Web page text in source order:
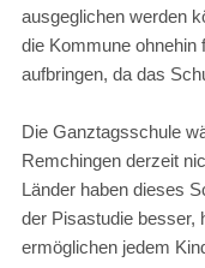
ausgeglichen werden
die Kommune ohnehin
aufbringen, da das
Die Ganztagsschule
Remchingen derzeit
Länder haben dieses
der Pisastudie besser,
ermöglichen jedem